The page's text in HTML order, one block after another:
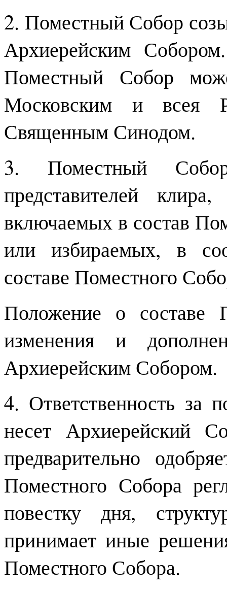
2. Поместный Собор
Архиерейским
Поместный Собор
Московским и всея
Священным Синодом.
3. Поместный
представителей
включаемых в состав
или избираемых, в
составе Поместного
Положение о составе
изменения и
Архиерейским Собором.
4. Ответственность за
несет Архиерейский
предварительно
Поместного Собора
повестку дня,
принимает иные
Поместного Собора.